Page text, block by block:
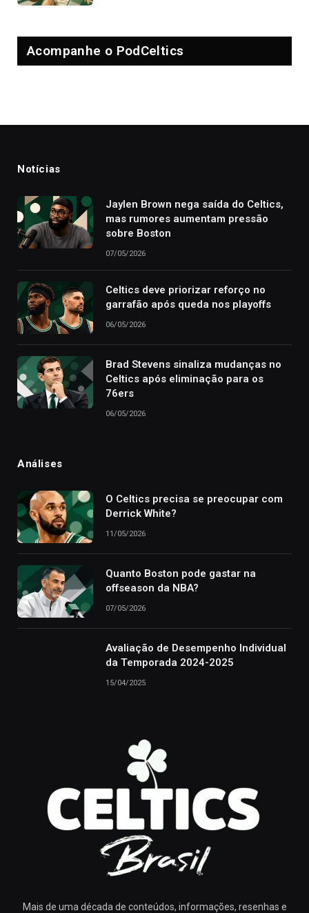
Acompanhe o PodCeltics
Notícias
Jaylen Brown nega saída do Celtics,
mas rumores aumentam pressão
sobre Boston
07/05/2026
Celtics deve priorizar reforço no
garrafão após queda nos playoffs
06/05/2026
Brad Stevens sinaliza mudanças no
Celtics após eliminação para os
76ers
06/05/2026
Análises
O Celtics precisa se preocupar com
Derrick White?
11/05/2026
Quanto Boston pode gastar na
offseason da NBA?
07/05/2026
Avaliação de Desempenho Individual
da Temporada 2024-2025
15/04/2025
Mais de uma década de conteúdos, informações, resenhas e